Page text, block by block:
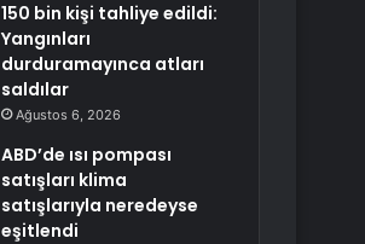
150 bin kişi tahliye edildi:
Yangınları
durduramayınca atları
saldılar
Ağustos 6, 2026
ABD’de ısı pompası
satışları klima
satışlarıyla neredeyse
eşitlendi